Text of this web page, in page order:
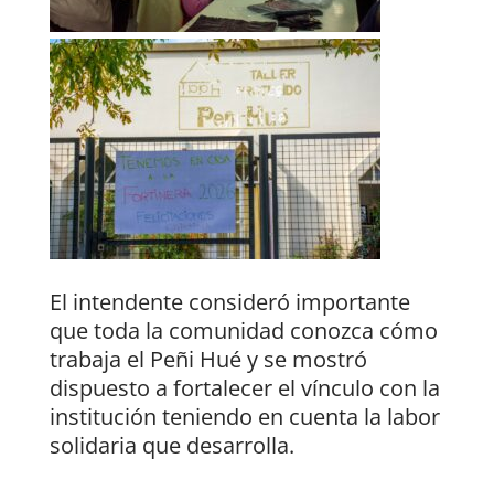
El intendente consideró importante
que toda la comunidad conozca cómo
trabaja el Peñi Hué y se mostró
dispuesto a fortalecer el vínculo con la
institución teniendo en cuenta la labor
solidaria que desarrolla.